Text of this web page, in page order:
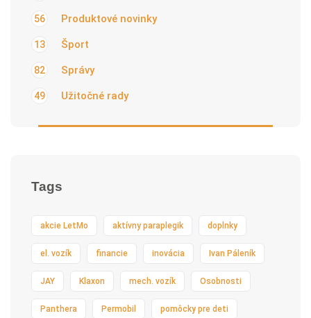
Produktové novinky
56
Šport
13
Správy
82
Užitočné rady
49
Tags
akcie LetMo aktívny paraplegik doplnky
el. vozík financie inovácia Ivan Páleník
JAY Klaxon mech. vozík Osobnosti
Panthera Permobil pomôcky pre deti